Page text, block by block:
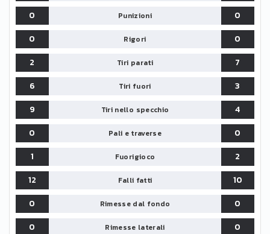
0
Punizioni
0
0
Rigori
0
2
Tiri parati
7
6
Tiri fuori
3
9
Tiri nello specchio
4
0
Pali e traverse
0
1
Fuorigioco
2
12
Falli fatti
10
0
Rimesse dal fondo
0
0
Rimesse laterali
0